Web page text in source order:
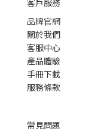
客戶服務
品牌官網
關於我們
客服中心
產品體驗
手冊下載
服務條款
常見問題